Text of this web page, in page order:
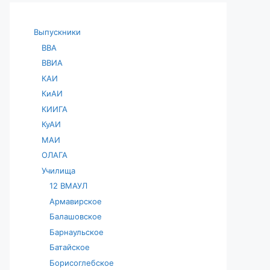
Выпускники
ВВА
ВВИА
КАИ
КиАИ
КИИГА
КуАИ
МАИ
ОЛАГА
Училища
12 ВМАУЛ
Армавирское
Балашовское
Барнаульское
Батайское
Борисоглебское